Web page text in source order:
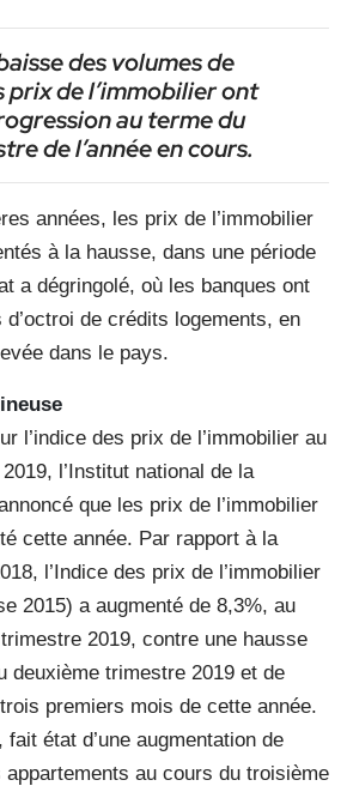
des volumes de
prix de l’immobilier ont
au terme du
de l’année en cours.
années, les prix de l’immobilier
à la hausse, dans une période
a dégringolé, où les banques ont
de crédits logements, en
dans le pays.
l’indice des prix de l’immobilier au
l’Institut national de la
que les prix de l’immobilier
cette année. Par rapport à la
l’Indice des prix de l’immobilier
2015) a augmenté de 8,3%, au
2019, contre une hausse
deuxième trimestre 2019 et de
premiers mois de cette année.
fait état d’une augmentation de
au cours du troisième